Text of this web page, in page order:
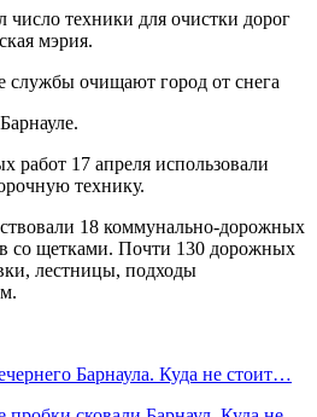
число техники для очистки дорог
мэрия.
17 апреля использовали
технику.
18 коммунально-дорожных
со щетками. Почти 130 дорожных
лестницы, подходы
Барнаула. Куда не стоит…